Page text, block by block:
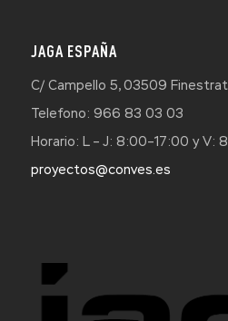
JAGA ESPAÑA
C/ Campello 5, 03509
Telefono: 966 83 03 03
Horario: L – J: 8:00–17:00 y V:
proyectos@conves.es